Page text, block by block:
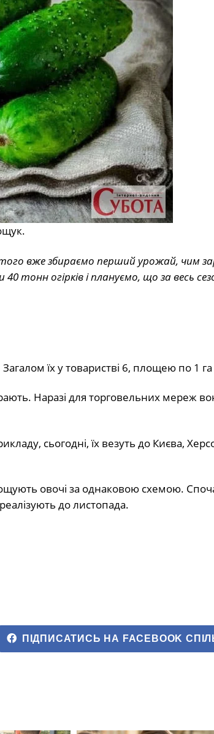
вже збираємо перший урожай, чим
тонн огірків і плануємо, що за весь
їх у товаристві 6, площею по 1
Наразі для торговельних мереж
сьогодні, їх везуть до Києва,
овочі за однаковою схемою.
до листопада.
ПІДПИСАТИСЬ НА FACEBOOK